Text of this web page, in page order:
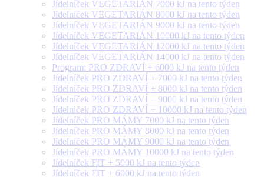
Jídelníček VEGETARIÁN 7000 kJ na tento týden
Jídelníček VEGETARIÁN 8000 kJ na tento týden
Jídelníček VEGETARIÁN 9000 kJ na tento týden
Jídelníček VEGETARIÁN 10000 kJ na tento týden
Jídelníček VEGETARIÁN 12000 kJ na tento týden
Jídelníček VEGETARIÁN 14000 kJ na tento týden
Program: PRO ZDRAVÍ + 6000 kJ na tento týden
Jídelníček PRO ZDRAVÍ + 7000 kJ na tento týden
Jídelníček PRO ZDRAVÍ + 8000 kJ na tento týden
Jídelníček PRO ZDRAVÍ + 9000 kJ na tento týden
Jídelníček PRO ZDRAVÍ + 10000 kJ na tento týden
Jídelníček PRO MÁMY 7000 kJ na tento týden
Jídelníček PRO MÁMY 8000 kJ na tento týden
Jídelníček PRO MÁMY 9000 kJ na tento týden
Jídelníček PRO MÁMY 10000 kJ na tento týden
Jídelníček FIT + 5000 kJ na tento týden
Jídelníček FIT + 6000 kJ na tento týden